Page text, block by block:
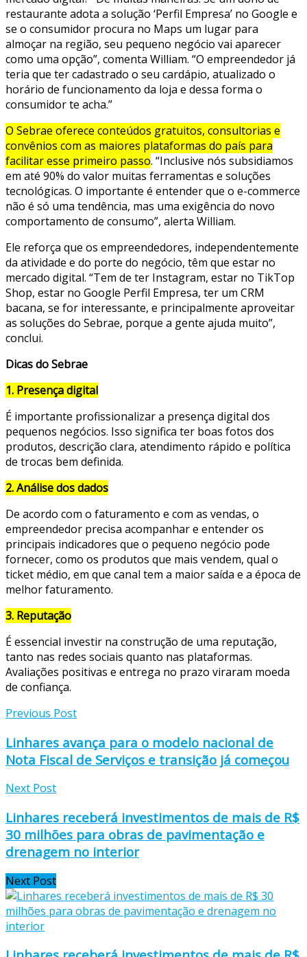
restaurante adota a solução ‘Perfil Empresa’ no Google e
se o consumidor procura no Maps um lugar para
almoçar na região, seu pequeno negócio vai aparecer
como uma opção”, comenta William. “O empreendedor já
teria que ter cadastrado o seu cardápio, atualizado o
horário de funcionamento da loja e dessa forma o
consumidor te acha.”
O Sebrae oferece conteúdos gratuitos, consultorias e
convênios com as maiores plataformas do país para
facilitar esse primeiro passo. “Inclusive nós subsidiamos
em até 90% do valor muitas ferramentas e soluções
tecnológicas. O importante é entender que o e-commerce
não é só uma tendência, mas uma exigência do novo
comportamento de consumo”, alerta William.
Ele reforça que os empreendedores, independentemente
da atividade e do porte do negócio, têm que estar no
mercado digital. “Tem de ter Instagram, estar no TikTop
Shop, estar no Google Perfil Empresa, ter um CRM
bacana, se for interessante, e principalmente aproveitar
as soluções do Sebrae, porque a gente ajuda muito”,
conclui.
Dicas do Sebrae
1. Presença digital
É importante profissionalizar a presença digital dos
pequenos negócios. Isso significa ter boas fotos dos
produtos, descrição clara, atendimento rápido e política
de trocas bem definida.
2. Análise dos dados
De acordo com o faturamento e com as vendas, o
empreendedor precisa acompanhar e entender os
principais indicadores que o pequeno negócio pode
fornecer, como os produtos que mais vendem, qual o
ticket médio, em que canal tem a maior saída e a época de
melhor faturamento.
3. Reputação
É essencial investir na construção de uma reputação,
tanto nas redes sociais quanto nas plataformas.
Avaliações positivas e entrega no prazo viraram moeda
de confiança.
Previous Post
Linhares avança para o modelo nacional de
Nota Fiscal de Serviços e transição já começou
Next Post
Linhares receberá investimentos de mais de R$
30 milhões para obras de pavimentação e
drenagem no interior
Next Post